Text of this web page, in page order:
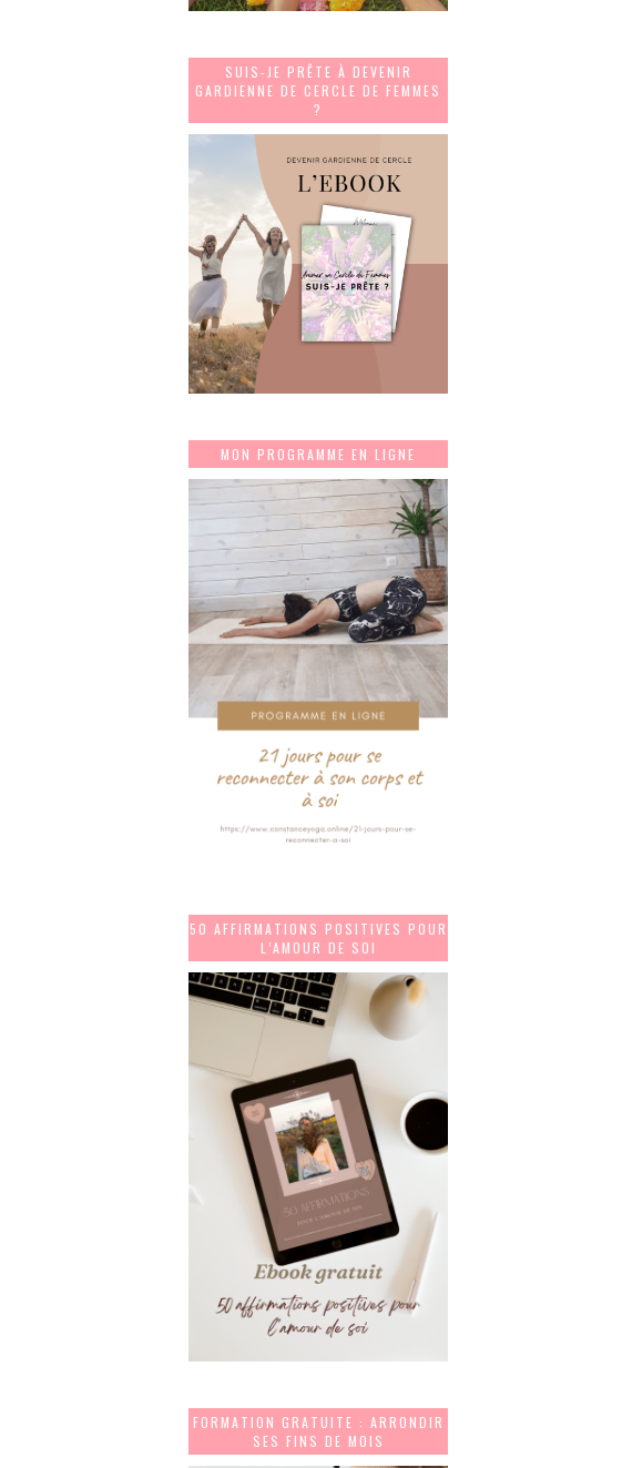
SUIS-JE PRÊTE À DEVENIR
GARDIENNE DE CERCLE DE FEMMES
?
MON PROGRAMME EN LIGNE
50 AFFIRMATIONS POSITIVES POUR
L’AMOUR DE SOI
FORMATION GRATUITE : ARRONDIR
SES FINS DE MOIS